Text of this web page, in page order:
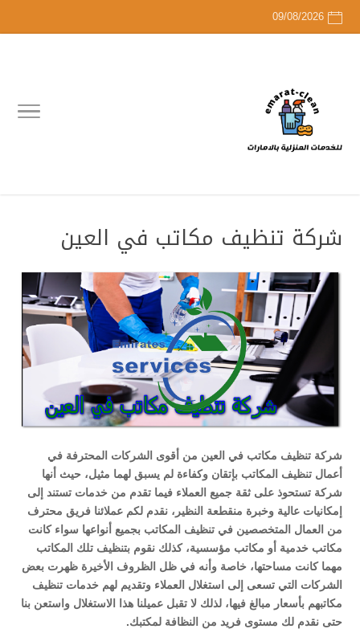
09/08/2026
شركة تنظيف مكاتب في العين
شركة تنظيف مكاتب في العين من أقوى الشركات المحترفة في
أعمال تنظيف المكاتب بإتقان وكفاءة لم يسبق لهما مثيل، حيث أنها
شركة تستحوذ على ثقة جميع العملاء فيما تقدم من خدمات تستند إلى
إمكانيات عالية وخبرة منقطعة النظير، نقدم لكم عملائنا فريق محترف
من العمال المتخصصين في تنظيف المكاتب بجميع أنواعها سواء كانت
مكاتب خدمية أو مكاتب مؤسسية، كذلك نقوم بتنظيف تلك المكاتب
مهما كانت مساحتها، خاصة وأنه في ظل الظروف الأخيرة ظهرت بعض
الشركات التي تسعى إلى استغلال العملاء وتقديم لهم خدمات تنظيف
مكاتبهم بأسعار مبالغ فيها، لذلك لا تقبل عميلنا هذا الاستغلال واستعن بنا
حتى نقدم لك مستوى فريد من النظافة لمكتبك.